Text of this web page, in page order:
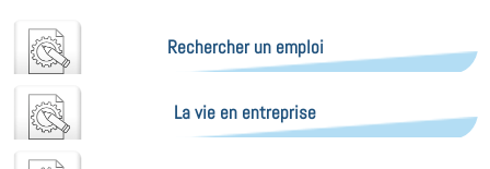
Rechercher un emploi
La vie en entreprise